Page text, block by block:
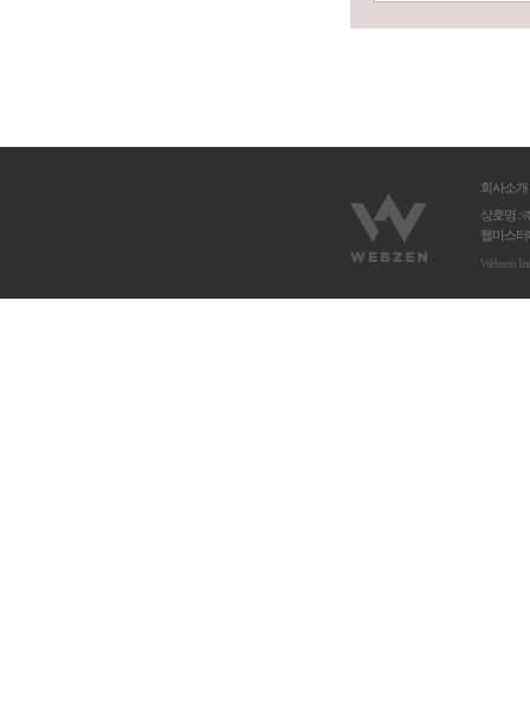
회사소개
상호명 :
웹마스
Webzen